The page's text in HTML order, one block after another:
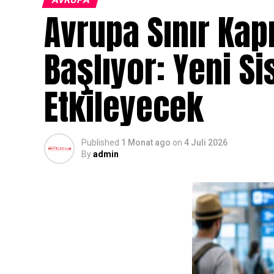
Avrupa Sınır
Başlıyor: Yeni
Etkileyecek
Published 1 Monat ago on 4 Juli 2026
Byadmin